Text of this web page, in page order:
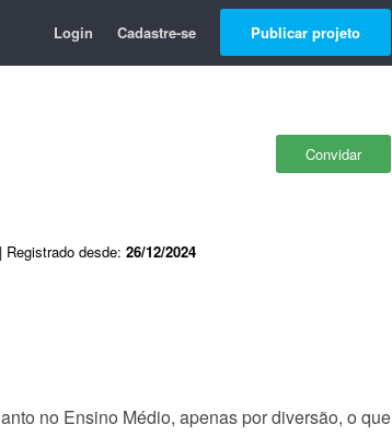
Login Cadastre-se Publicar projeto
Convidar
| Registrado desde: 26/12/2024
no Ensino Médio, apenas por diversão, o que